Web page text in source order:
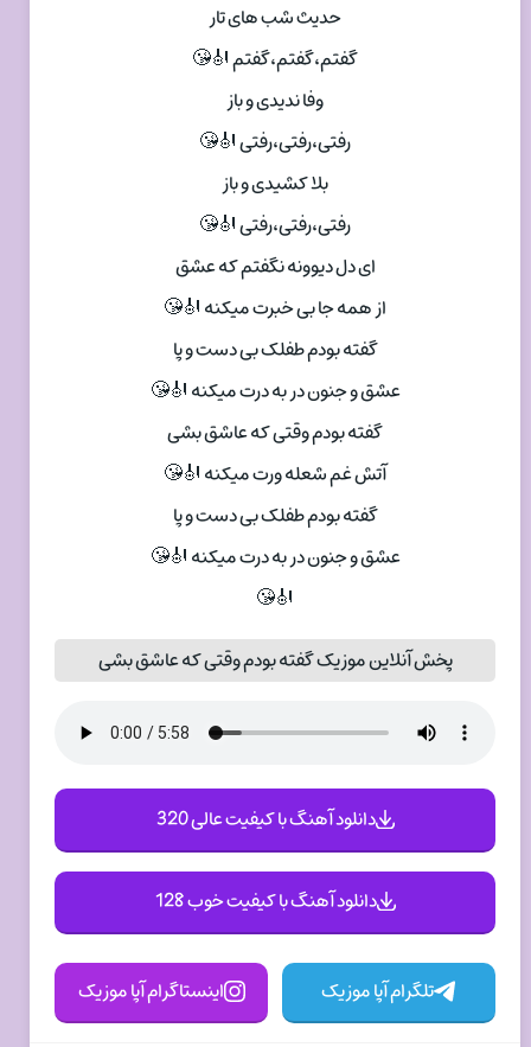
حدیث شب های تار
گفتم،گفتم،گفتم 🎻😘
وفا ندیدی و باز
رفتی،رفتی،رفتی 🎻😘
بلا کشیدی و باز
رفتی،رفتی،رفتی 🎻😘
ای دل دیوونه نگفتم که عشق
از همه جا بی خبرت میکنه 🎻😘
گفته بودم طفلک بی دست و پا
عشق و جنون در به درت میکنه 🎻😘
گفته بودم وقتی که عاشق بشی
آتش غم شعله ورت میکنه 🎻😘
گفته بودم طفلک بی دست و پا
عشق و جنون در به درت میکنه 🎻😘
🎻😘
پخش آنلاین موزیک گفته بودم وقتی که عاشق بشی
دانلود آهنگ با کیفیت عالی 320
دانلود آهنگ با کیفیت خوب 128
تلگرام آپا موزیک اینستاگرام آپا موزیک